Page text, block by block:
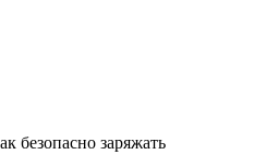
безопасно заряжать